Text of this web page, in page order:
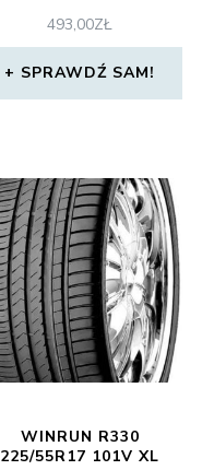
493,00ZŁ
SPRAWDŹ SAM!
WINRUN R330
225/55R17 101V XL